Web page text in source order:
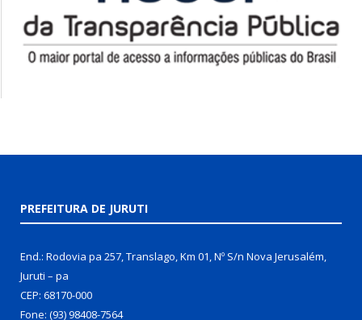
PREFEITURA DE JURUTI
End.: Rodovia pa 257, Translago, Km 01, Nº S/n Nova Jerusalém,
Juruti – pa
CEP: 68170-000
Fone: (93) 98408-7564